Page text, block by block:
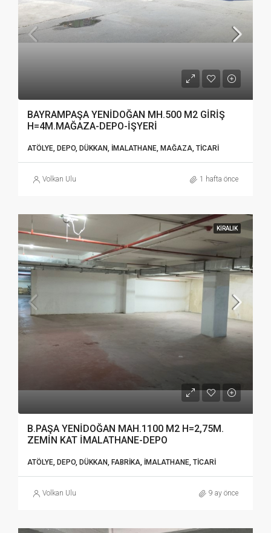
BAYRAMPAŞA YENİDOĞAN MH.500 M2 GİRİŞ
H=4M.MAĞAZA-DEPO-İŞYERİ
ATÖLYE, DEPO, DÜKKAN, İMALATHANE, MAĞAZA, TICARI
Volkan Ulu 1 hafta önce
KIRALIK
B.PAŞA YENİDOĞAN MAH.1100 M2 H=2,75M.
ZEMİN KAT İMALATHANE-DEPO
ATÖLYE, DEPO, DÜKKAN, FABRIKA, İMALATHANE, TICARI
Volkan Ulu 9 ay önce